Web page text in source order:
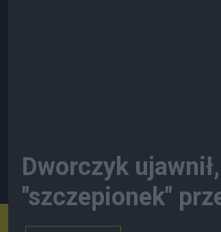
Dworczyk
"szczepionek"